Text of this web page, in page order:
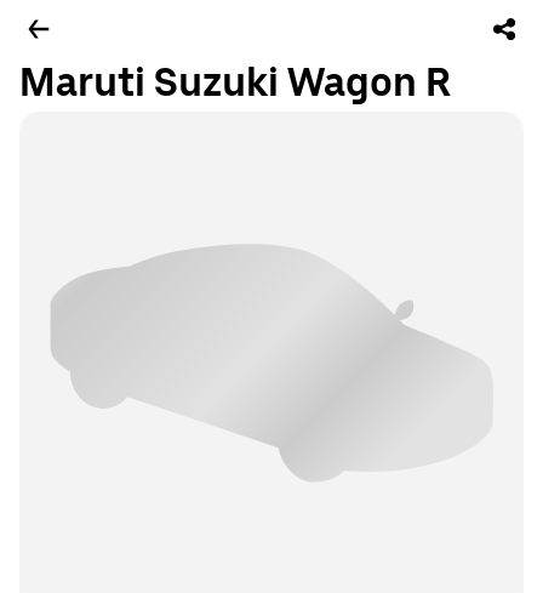
Maruti Suzuki Wagon R